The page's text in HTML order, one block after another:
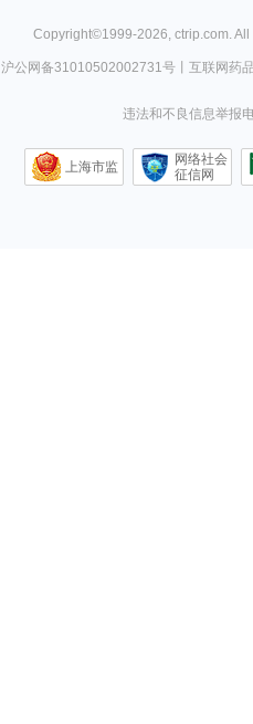
Copyright©1999-2026, ctrip.com.
沪公网备31010502002731号丨 互联网药
违法和不良信息举报
上海市监
网络社会
征信网